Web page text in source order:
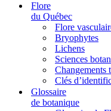
Flore
du Québec
Flore
Bryophytes
Lichens
Sciences
Changements
Clés
Glossaire
de botanique